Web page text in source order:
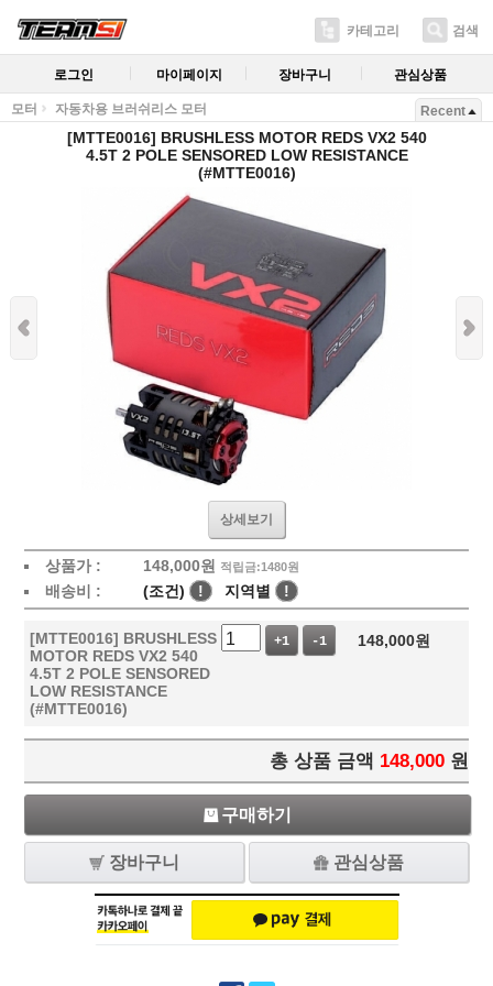
카테고리 검색
로그인 마이페이지 장바구니 관심상품
모터 자동차용 브러쉬리스 모터 Recent
[MTTE0016] BRUSHLESS MOTOR REDS VX2 540
4.5T 2 POLE SENSORED LOW RESISTANCE
(#MTTE0016)
상세보기
상품가 : 148,000원 적립금:1480원
배송비 : (조건) ! 지역별 !
[MTTE0016] BRUSHLESS
MOTOR REDS VX2 540
4.5T 2 POLE SENSORED
LOW RESISTANCE
(#MTTE0016)
+1 -1 148,000원
총 상품 금액 148,000 원
구매하기
장바구니 관심상품